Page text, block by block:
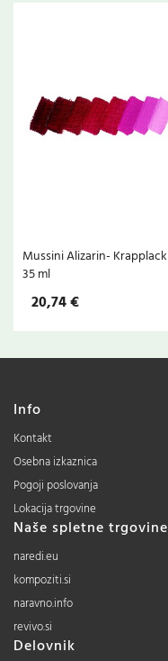
Mussini Alizarin- Krapplack
35 ml
20,74 €
Info
Kontakt
Osebna izkaznica
Pogoji poslovanja
Lokacija trgovine
Naše spletne trgovine
naredi.eu
kompoziti.si
naravno.info
revivo.si
Delovnik